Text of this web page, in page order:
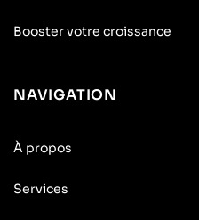
Booster votre croissance
NAVIGATION
À propos
Services